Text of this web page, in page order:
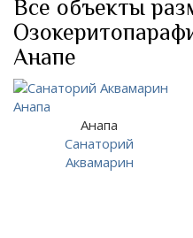
Все объекты
Анапе
Анапа
Санаторий
Аквамарин